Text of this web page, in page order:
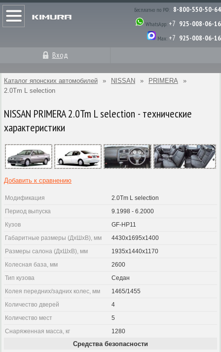
Бесплатно по РФ: 8-800-550-50-64
WhatsApp: +7 925-008-06-16
Max: +7 925-008-06-16
Вход
Каталог японских автомобилей » NISSAN » PRIMERA
»
2.0Tm L selection
NISSAN PRIMERA 2.0Tm L selection - технические
характеристики
Добавить к сравнению
Модификация
2.0Tm L selection
Период выпуска
9.1998 - 6.2000
Кузов
GF-HP11
Габаритные размеры (ДхШхВ), мм
4430x1695x1400
Размеры салона (ДхШхВ), мм
1935x1440x1170
Колесная база, мм
2600
Тип кузова
Седан
Колея передних/задних колес, мм
1465/1455
Количество дверей
4
Количество мест
5
Снаряженная масса, кг
1280
Средства безопасности